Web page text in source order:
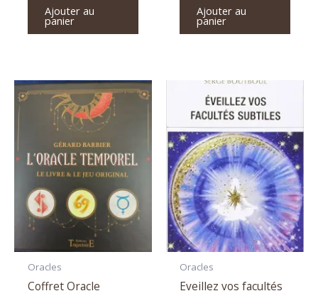
Ajouter au
panier
Ajouter au
panier
Oracles
Coffret Oracle
Oracles
Eveillez vos facultés